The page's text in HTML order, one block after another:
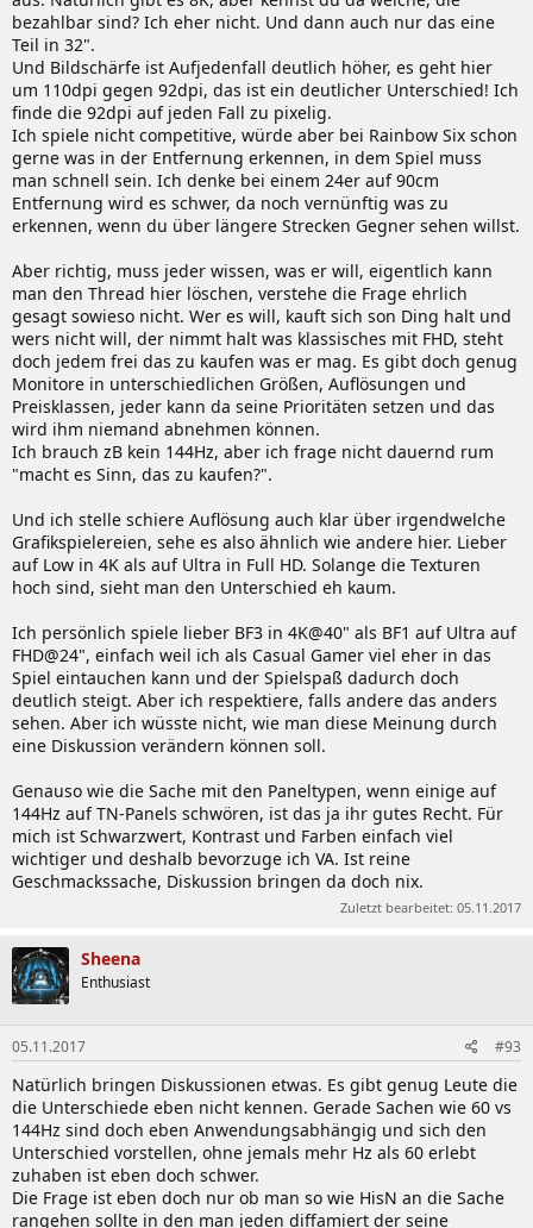
bezahlbar sind? Ich eher nicht. Und dann auch nur das eine
Teil in 32".
Und Bildschärfe ist Aufjedenfall deutlich höher, es geht hier
um 110dpi gegen 92dpi, das ist ein deutlicher Unterschied! Ich
finde die 92dpi auf jeden Fall zu pixelig.
Ich spiele nicht competitive, würde aber bei Rainbow Six schon
gerne was in der Entfernung erkennen, in dem Spiel muss
man schnell sein. Ich denke bei einem 24er auf 90cm
Entfernung wird es schwer, da noch vernünftig was zu
erkennen, wenn du über längere Strecken Gegner sehen willst.
Aber richtig, muss jeder wissen, was er will, eigentlich kann
man den Thread hier löschen, verstehe die Frage ehrlich
gesagt sowieso nicht. Wer es will, kauft sich son Ding halt und
wers nicht will, der nimmt halt was klassisches mit FHD, steht
doch jedem frei das zu kaufen was er mag. Es gibt doch genug
Monitore in unterschiedlichen Größen, Auflösungen und
Preisklassen, jeder kann da seine Prioritäten setzen und das
wird ihm niemand abnehmen können.
Ich brauch zB kein 144Hz, aber ich frage nicht dauernd rum
"macht es Sinn, das zu kaufen?".
Und ich stelle schiere Auflösung auch klar über irgendwelche
Grafikspielereien, sehe es also ähnlich wie andere hier. Lieber
auf Low in 4K als auf Ultra in Full HD. Solange die Texturen
hoch sind, sieht man den Unterschied eh kaum.
Ich persönlich spiele lieber BF3 in 4K@40" als BF1 auf Ultra auf
FHD@24", einfach weil ich als Casual Gamer viel eher in das
Spiel eintauchen kann und der Spielspaß dadurch doch
deutlich steigt. Aber ich respektiere, falls andere das anders
sehen. Aber ich wüsste nicht, wie man diese Meinung durch
eine Diskussion verändern können soll.
Genauso wie die Sache mit den Paneltypen, wenn einige auf
144Hz auf TN-Panels schwören, ist das ja ihr gutes Recht. Für
mich ist Schwarzwert, Kontrast und Farben einfach viel
wichtiger und deshalb bevorzuge ich VA. Ist reine
Geschmackssache, Diskussion bringen da doch nix.
Zuletzt bearbeitet: 05.11.2017
Sheena
Enthusiast
05.11.2017 #93
Natürlich bringen Diskussionen etwas. Es gibt genug Leute die
die Unterschiede eben nicht kennen. Gerade Sachen wie 60 vs
144Hz sind doch eben Anwendungsabhängig und sich den
Unterschied vorstellen, ohne jemals mehr Hz als 60 erlebt
zuhaben ist eben doch schwer.
Die Frage ist eben doch nur ob man so wie HisN an die Sache
rangehen sollte in den man jeden diffamiert der seine